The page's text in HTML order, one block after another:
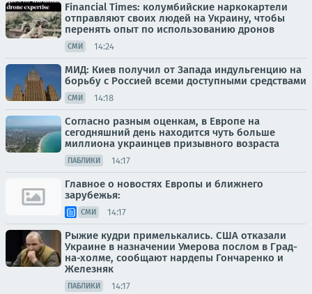
Financial Times: колумбийские наркокартели
отправляют своих людей на Украину, чтобы
перенять опыт по использованию дронов
СМИ 14:24
МИД: Киев получил от Запада индульгенцию на
борьбу с Россией всеми доступными средствами
СМИ 14:18
Согласно разным оценкам, в Европе на
сегодняшний день находится чуть больше
миллиона украинцев призывного возраста
ПАБЛИКИ 14:17
Главное о новостях Европы и ближнего
зарубежья:
СМИ 14:17
Рыжие кудри примелькались. США отказали
Украине в назначении Умерова послом в Град-
на-холме, сообщают нардепы Гончаренко и
Железняк
ПАБЛИКИ 14:17